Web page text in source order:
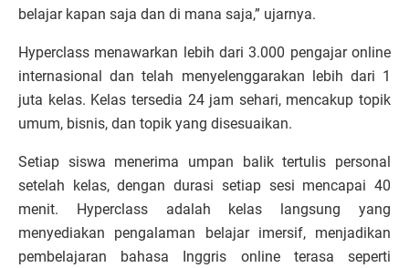
belajar kapan saja dan di mana saja,” ujarnya.
Hyperclass menawarkan lebih dari 3.000 pengajar online
internasional dan telah menyelenggarakan lebih dari 1
juta kelas. Kelas tersedia 24 jam sehari, mencakup topik
umum, bisnis, dan topik yang disesuaikan.
Setiap siswa menerima umpan balik tertulis personal
setelah kelas, dengan durasi setiap sesi mencapai 40
menit. Hyperclass adalah kelas langsung yang
menyediakan pengalaman belajar imersif, menjadikan
pembelajaran bahasa Inggris online terasa seperti